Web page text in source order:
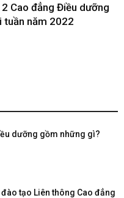
Cao đẳng Điều dưỡng
tuần năm 2022
dưỡng gồm những gì?
tạo Liên thông Cao đẳng